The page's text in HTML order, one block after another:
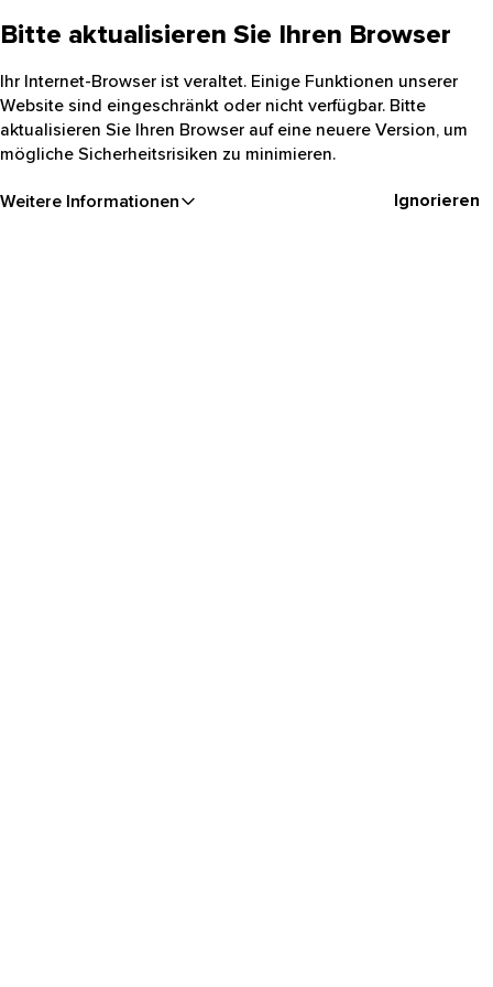
Bitte aktualisieren Sie Ihren Browser
Ihr Internet-Browser ist veraltet. Einige Funktionen unserer
Website sind eingeschränkt oder nicht verfügbar. Bitte
aktualisieren Sie Ihren Browser auf eine neuere Version, um
mögliche Sicherheitsrisiken zu minimieren.
Weitere Informationen Ignorieren